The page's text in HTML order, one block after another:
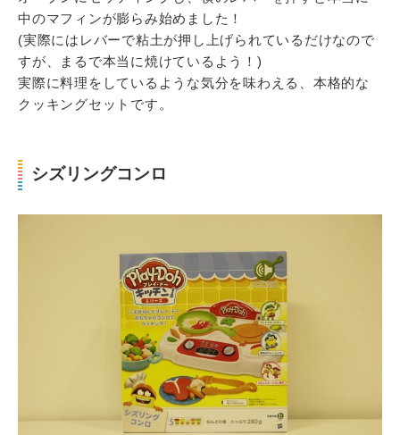
中のマフィンが膨らみ始めました！
(実際にはレバーで粘土が押し上げられているだけなので
すが、まるで本当に焼けているよう！)
実際に料理をしているような気分を味わえる、本格的な
クッキングセットです。
シズリングコンロ